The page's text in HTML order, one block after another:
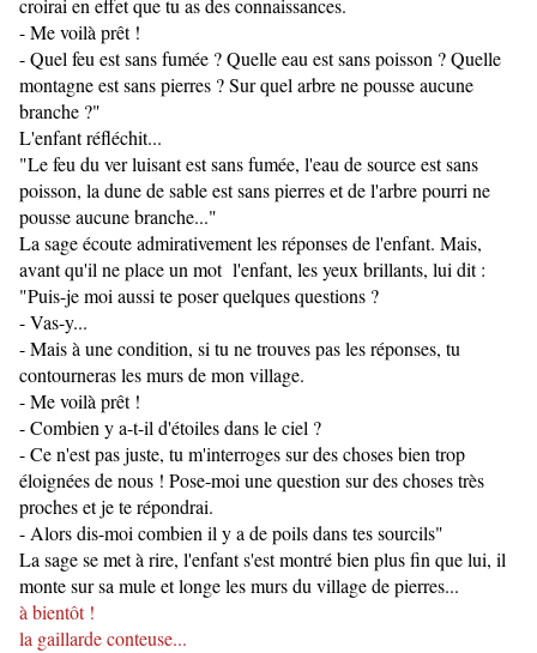
croirai en effet que tu as des connaissances.
- Me voilà prêt !
- Quel feu est sans fumée ? Quelle eau est sans poisson ? Quelle
montagne est sans pierres ? Sur quel arbre ne pousse aucune
branche ?"
L'enfant réfléchit...
"Le feu du ver luisant est sans fumée, l'eau de source est sans
poisson, la dune de sable est sans pierres et de l'arbre pourri ne
pousse aucune branche..."
La sage écoute admirativement les réponses de l'enfant. Mais,
avant qu'il ne place un mot l'enfant, les yeux brillants, lui dit :
"Puis-je moi aussi te poser quelques questions ?
- Vas-y...
- Mais à une condition, si tu ne trouves pas les réponses, tu
contourneras les murs de mon village.
- Me voilà prêt !
- Combien y a-t-il d'étoiles dans le ciel ?
- Ce n'est pas juste, tu m'interroges sur des choses bien trop
éloignées de nous ! Pose-moi une question sur des choses très
proches et je te répondrai.
- Alors dis-moi combien il y a de poils dans tes sourcils"
La sage se met à rire, l'enfant s'est montré bien plus fin que lui, il
monte sur sa mule et longe les murs du village de pierres...
à bientôt !
la gaillarde conteuse...